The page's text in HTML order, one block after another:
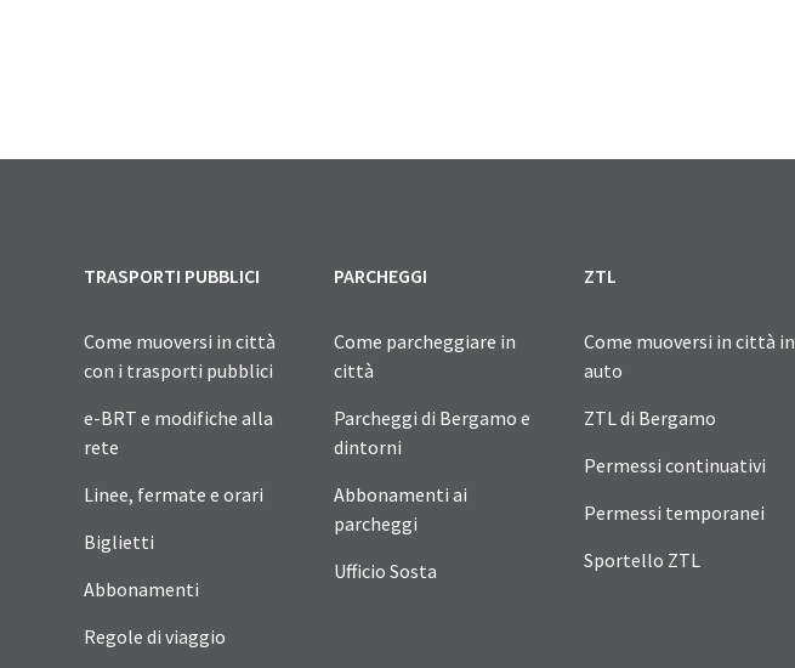
TRASPORTI PUBBLICI
Come muoversi in città
con i trasporti pubblici
e-BRT e modifiche alla
rete
Linee, fermate e orari
Biglietti
Abbonamenti
Regole di viaggio
PARCHEGGI
Come parcheggiare in
città
Parcheggi di Bergamo e
dintorni
Abbonamenti ai
parcheggi
Ufficio Sosta
ZTL
Come muoversi in città in
auto
ZTL di Bergamo
Permessi continuativi
Permessi temporanei
Sportello ZTL